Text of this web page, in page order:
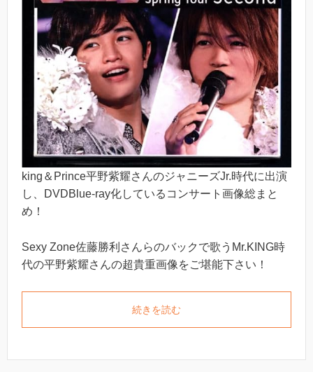
king＆Prince平野紫耀さんのジャニーズJr.時代に出演
し、DVDBlue-ray化しているコンサート画像総まと
め！
Sexy Zone佐藤勝利さんらのバックで歌うMr.KING時
代の平野紫耀さんの超貴重画像をご堪能下さい！
続きを読む